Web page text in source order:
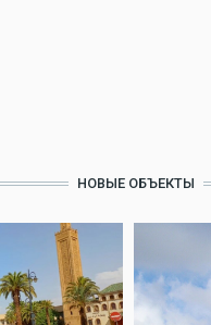
НОВЫЕ ОБЪЕКТЫ